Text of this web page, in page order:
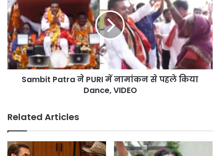
ने
PURI
में
नामांकन
से
पहले
किया
Dance,Sambit Patra ने PURI में नामांकन से पहले किया
Dance, VIDEO
Related Articles